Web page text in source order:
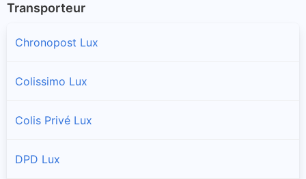
Transporteur
Chronopost Lux
Colissimo Lux
Colis Privé Lux
DPD Lux